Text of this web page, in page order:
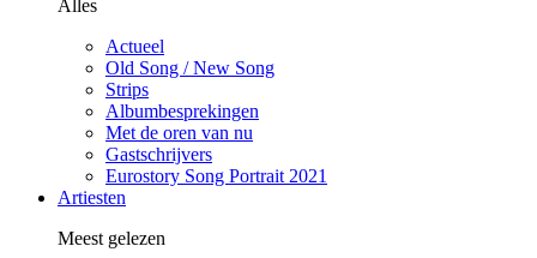
Alles
Actueel
Old Song / New Song
Strips
Albumbesprekingen
Met de oren van nu
Gastschrijvers
Eurostory Song Portrait 2021
Artiesten
Meest gelezen